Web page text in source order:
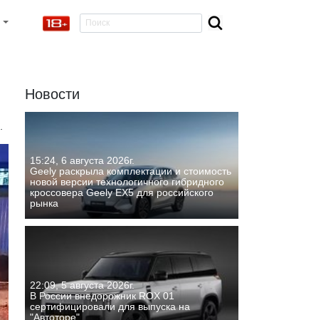
Новости
15:24, 6 августа 2026г.
Geely раскрыла комплектации и стоимость
новой версии технологичного гибридного
кроссовера Geely EX5 для российского
рынка
22:09, 5 августа 2026г.
В России внедорожник ROX 01
сертифицировали для выпуска на
"Автоторе"